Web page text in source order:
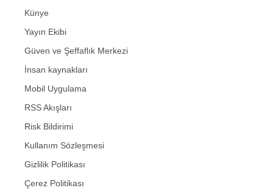
Künye
Yayın Ekibi
Güven ve Şeffaflık Merkezi
İnsan kaynakları
Mobil Uygulama
RSS Akışları
Risk Bildirimi
Kullanım Sözleşmesi
Gizlilik Politikası
Çerez Politikası